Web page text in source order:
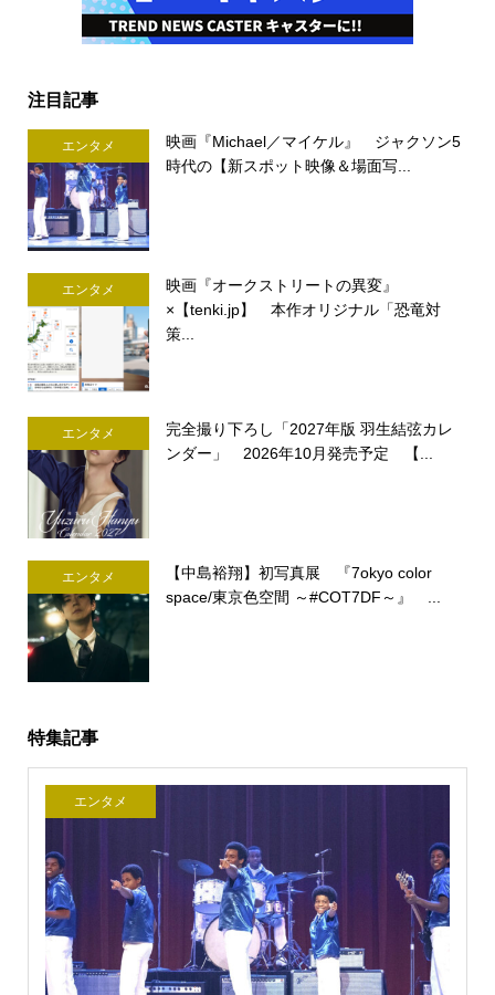
注目記事
エンタメ
映画『Michael／マイケル』 ジャクソン5
時代の【新スポット映像＆場面写...
エンタメ
映画『オークストリートの異変』
×【tenki.jp】 本作オリジナル「恐竜対
策...
エンタメ
完全撮り下ろし「2027年版 羽生結弦カレ
ンダー」 2026年10月発売予定 【...
エンタメ
【中島裕翔】初写真展 『7okyo color
space/東京色空間 ～#COT7DF～』 ...
特集記事
エンタメ